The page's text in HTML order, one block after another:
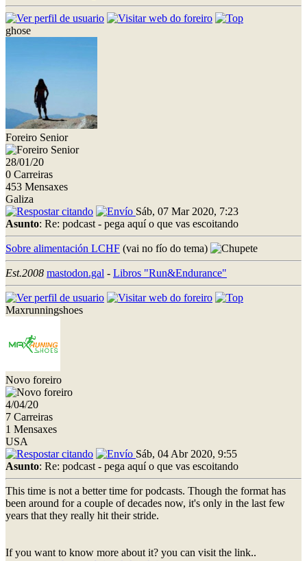
ghose
Foreiro Senior
28/01/20
0 Carreiras
453 Mensaxes
Galiza
Sáb, 07 Mar 2020, 7:23
Asunto: Re: podcast - pega aquí o que vas escoitando
Sobre alimentación LCHF (vai no fío do tema)
Est.2008 mastodon.gal - Libros "Run&Endurance"
Maxrunningshoes
Novo foreiro
4/04/20
7 Carreiras
1 Mensaxes
USA
Sáb, 04 Abr 2020, 9:55
Asunto: Re: podcast - pega aquí o que vas escoitando
This time is not a better time for podcasts. Though the format has
been around for a couple of decades now, it's only in the last few
years that they really hit their stride.
If you want to know more about it? you can visit the link..